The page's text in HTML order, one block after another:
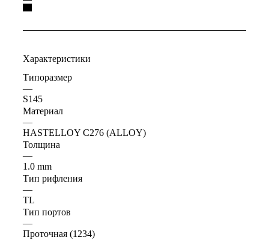
Характеристики
Типоразмер
—
S145
Материал
—
HASTELLOY C276 (ALLOY)
Толщина
—
1.0 mm
Тип рифления
—
TL
Тип портов
—
Проточная (1234)